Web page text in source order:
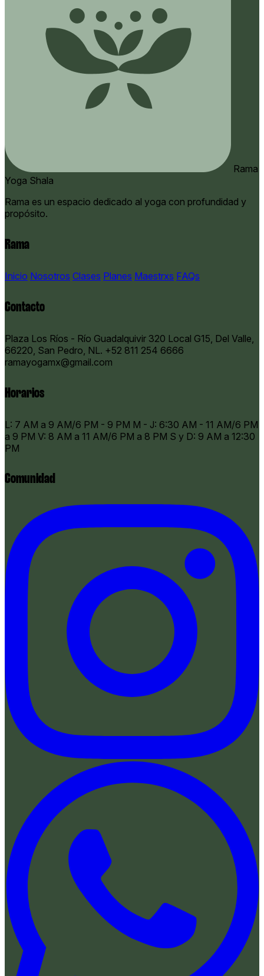
Rama
Yoga Shala
Rama es un espacio dedicado al yoga con profundidad y
propósito.
Rama
Inicio Nosotros Clases Planes Maestrxs FAQs
Contacto
Plaza Los Ríos - Río Guadalquivir 320 Local G15, Del Valle,
66220, San Pedro, NL. +52 811 254 6666
ramayogamx@gmail.com
Horarios
​L: 7 AM a 9 AM/6 PM - 9 PM M - J: 6:30 AM - 11 AM/6 PM
a 9 PM V: 8 AM a 11 AM/6 PM a 8 PM S y D: 9 AM a 12:30
PM
Comunidad